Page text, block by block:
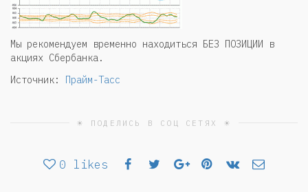
Мы рекомендуем временно находиться БЕЗ ПОЗИЦИИ в
акциях Сбербанка.
Источник: Прайм-Тасс
☀ ПОДЕЛИСЬ В СОЦ СЕТЯХ ☀
0 likes